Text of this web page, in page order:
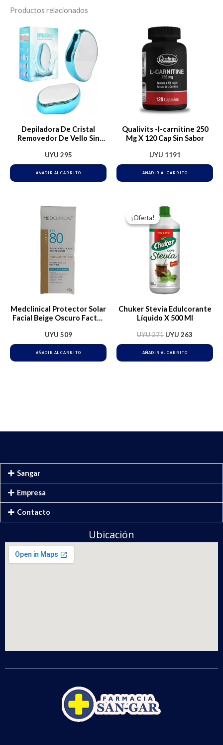
Productos relacionados
Depiladora De Cristal
Removedor De Vello Sin
UYU 295
AÑADIR AL CARRITO
Qualivits -l-carnitine 250
Mg X 120 Cap Sin Sabor
UYU 1191
AÑADIR AL CARRITO
Medclinical Protector Solar
Facial Beige Oscuro Factor
UYU 509
AÑADIR AL CARRITO
¡Oferta!
¡Oferta!
Chuker Stevia Edulcorante
Líquido X 500 Ml
UYU271
El
precio
original
era:
UYU 271.
UYU 263
AÑADIR AL CARRITO
Sangar
Empresa
Contacto
Ubicación